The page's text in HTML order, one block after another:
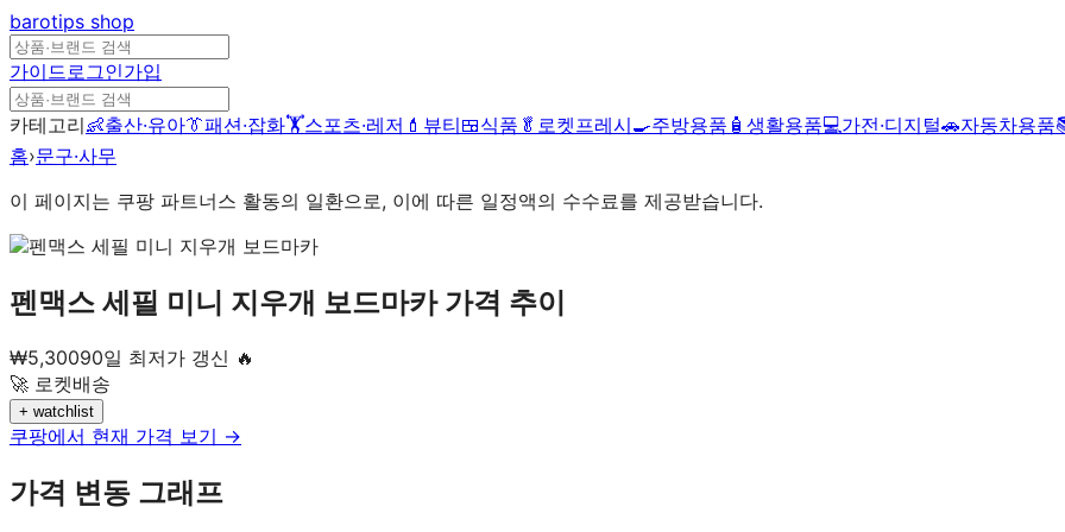
barotips shop
가이드로그인가입
카테고리👶출산·유아👔패션·잡화🏋️스포츠·레저 💄 뷰티🍱식품 🥬 로켓프레시🍳주방용품 🧴 생활용품💻가전·디지털🚗자동차용품
홈›문구·사무
이 페이지는 쿠팡 파트너스 활동의 일환으로, 이에 따른 일정액의 수수료를 제공받습니다.
펜맥스 세필 미니 지우개 보드마카가격 추이
₩5,30090일 최저가 갱신 🔥
🚀 로켓배송
+ watchlist
쿠팡에서 현재 가격 보기 →
가격 변동 그래프